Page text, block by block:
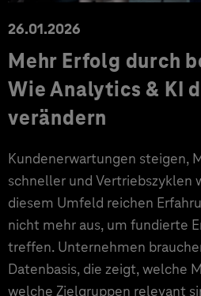
26.01.2026
Mehr Erfolg durch
Wie Analytics & KI
verändern
Kundenerwartungen steigen,
schneller und Vertriebszyklen
diesem Umfeld reichen
nicht mehr aus, um fundierte
treffen. Unternehmen
Datenbasis, die zeigt, welche
welche Zielgruppen relevant